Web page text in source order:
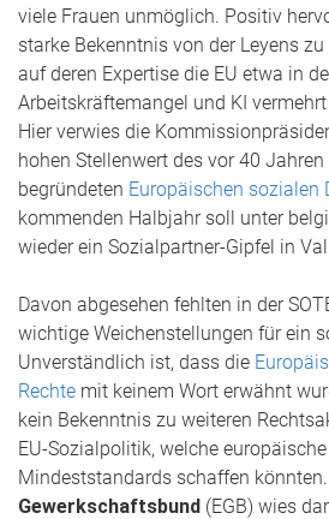
viele Frauen unmöglich. Positiv
starke Bekenntnis von der Leyens
auf deren Expertise die EU etwa in
Arbeitskräftemangel und KI
Hier verwies die
hohen Stellenwert des vor 40
begründeten Europäischen sozialen
kommenden Halbjahr soll unter
wieder ein Sozialpartner-Gipfel in
Davon abgesehen fehlten in der
wichtige Weichenstellungen für ein
Unverständlich ist, dass die
Rechte mit keinem Wort erwähnt
kein Bekenntnis zu weiteren
EU-Sozialpolitik, welche
Mindeststandards schaffen
Gewerkschaftsbund (EGB) wies